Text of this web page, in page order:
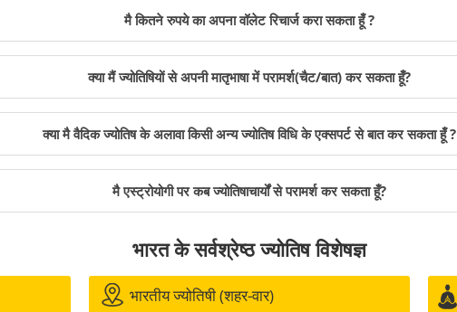
मै कितने रुपये का अपना वॉलेट रिचार्ज करा सकता हूँ ?
क्या मैं ज्योतिषियों से अपनी मातृभाषा में परामर्श(चैट/बात) कर सकता हूँ?
क्या मै वैदिक ज्योतिष के अलावा किसी अन्य ज्योतिष विधि के एक्सपर्ट से बात कर सकता हूँ ?
मै एस्ट्रोयोगी पर कब ज्योतिषाचार्यों से परामर्श कर सकता हूँ?
भारत के सर्वश्रेष्ठ ज्योतिष विशेषज्ञ
भारतीय ज्योतिषी (शहर-वार)